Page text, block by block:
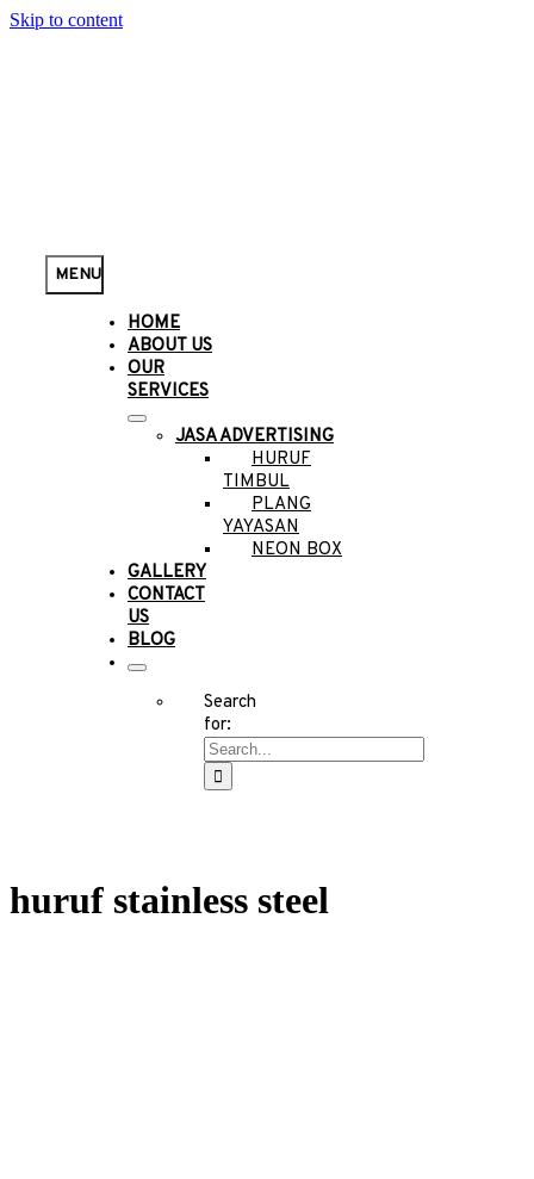
Skip to content
MENU
HOME
ABOUT US
OUR
SERVICES
JASA ADVERTISING
HURUF
TIMBUL
PLANG
YAYASAN
NEON BOX
GALLERY
CONTACT
US
BLOG
Search
for:
huruf stainless steel